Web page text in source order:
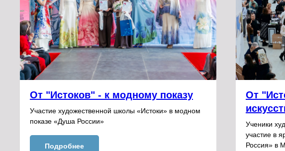
От "Истоков" - к модному показу
Участие художественной школы «Истоки» в модном
показе «Душа России»
Подробнее
От
Ученики
участие в
Россия» в